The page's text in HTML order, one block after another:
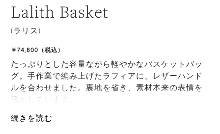
Lalith Basket
(ラリス)
￥74,800（税込）
たっぷりとした容量ながら軽やかなバスケットバッ
グ。手作業で編み上げたラフィアに、レザーハンド
ルを合わせました。裏地を省き、素材本来の表情を
活かしています。
*天然素材を用いたハンドメイドのため、サイズ・色